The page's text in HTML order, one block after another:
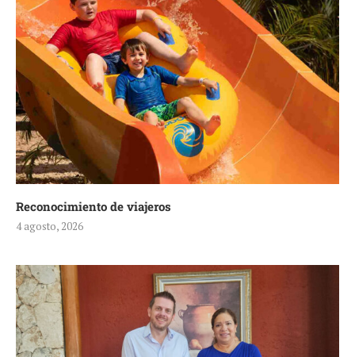
Reconocimiento de viajeros
4 agosto, 2026